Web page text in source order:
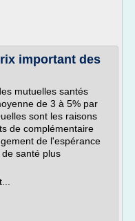
important des
mutuelles santés
de 3 à 5% par
sont les raisons
de complémentaire
de l'espérance
santé plus